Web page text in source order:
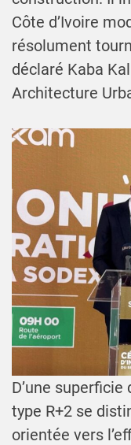
Côte d’Ivoire
résolument
déclaré Kaba
Architecture
D’une superficie
type R+2 se
orientée vers